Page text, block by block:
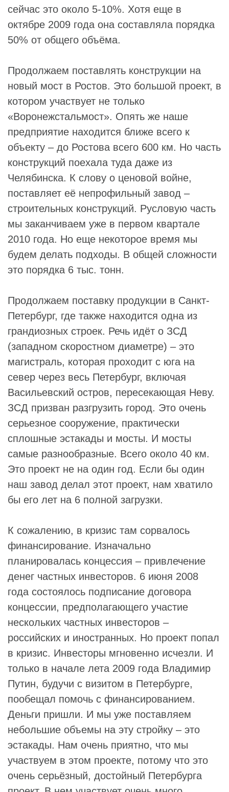
сейчас это около 5-10%. Хотя еще в
октябре 2009 года она составляла порядка
50% от общего объёма.
Продолжаем поставлять конструкции на
новый мост в Ростов. Это большой проект, в
котором участвует не только
«Воронежстальмост». Опять же наше
предприятие находится ближе всего к
объекту – до Ростова всего 600 км. Но часть
конструкций поехала туда даже из
Челябинска. К слову о ценовой войне,
поставляет её непрофильный завод –
строительных конструкций. Русловую часть
мы заканчиваем уже в первом квартале
2010 года. Но еще некоторое время мы
будем делать подходы. В общей сложности
это порядка 6 тыс. тонн.
Продолжаем поставку продукции в Санкт-
Петербург, где также находится одна из
грандиозных строек. Речь идёт о ЗСД
(западном скоростном диаметре) – это
магистраль, которая проходит с юга на
север через весь Петербург, включая
Васильевский остров, пересекающая Неву.
ЗСД призван разгрузить город. Это очень
серьезное сооружение, практически
сплошные эстакады и мосты. И мосты
самые разнообразные. Всего около 40 км.
Это проект не на один год. Если бы один
наш завод делал этот проект, нам хватило
бы его лет на 6 полной загрузки.
К сожалению, в кризис там сорвалось
финансирование. Изначально
планировалась концессия – привлечение
денег частных инвесторов. 6 июня 2008
года состоялось подписание договора
концессии, предполагающего участие
нескольких частных инвесторов –
российских и иностранных. Но проект попал
в кризис. Инвесторы мгновенно исчезли. И
только в начале лета 2009 года Владимир
Путин, будучи с визитом в Петербурге,
пообещал помочь с финансированием.
Деньги пришли. И мы уже поставляем
небольшие объемы на эту стройку – это
эстакады. Нам очень приятно, что мы
участвуем в этом проекте, потому что это
очень серьёзный, достойный Петербурга